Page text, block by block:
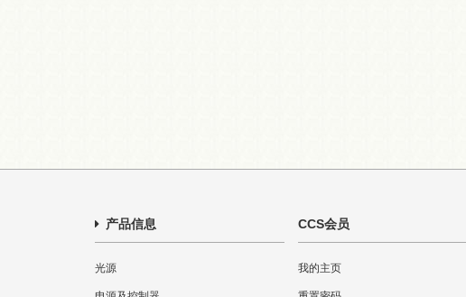
产品信息
光源
CCS会员
我的主页